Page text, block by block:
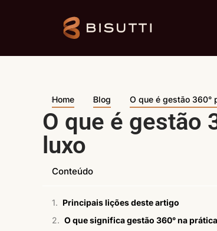
Home Blog O que é gestão 360°
O que é gestão
luxo
Conteúdo
Principais lições deste artigo
O que significa gestão 360° na